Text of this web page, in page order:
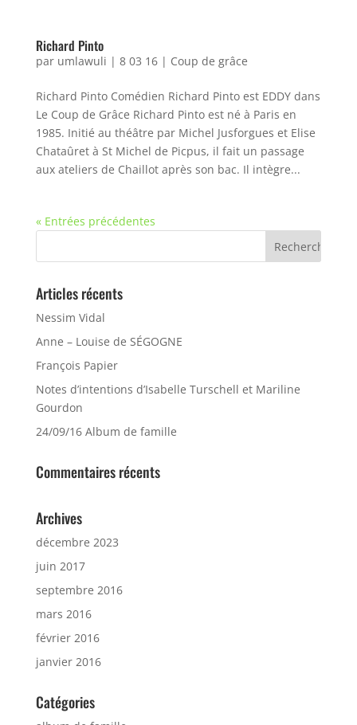
Richard Pinto
par umlawuli | 8 03 16| Coup de grâce
Richard Pinto Comédien Richard Pinto est EDDY dans
Le Coup de Grâce Richard Pinto est né à Paris en
1985. Initié au théâtre par Michel Jusforgues et Elise
Chataûret à St Michel de Picpus, il fait un passage
aux ateliers de Chaillot après son bac. Il intègre...
« Entrées précédentes
Articles récents
Nessim Vidal
Anne – Louise de SÉGOGNE
François Papier
Notes d’intentions d’Isabelle Turschell et Mariline
Gourdon
24/09/16 Album de famille
Commentaires récents
Archives
décembre 2023
juin 2017
septembre 2016
mars 2016
février 2016
janvier 2016
Catégories